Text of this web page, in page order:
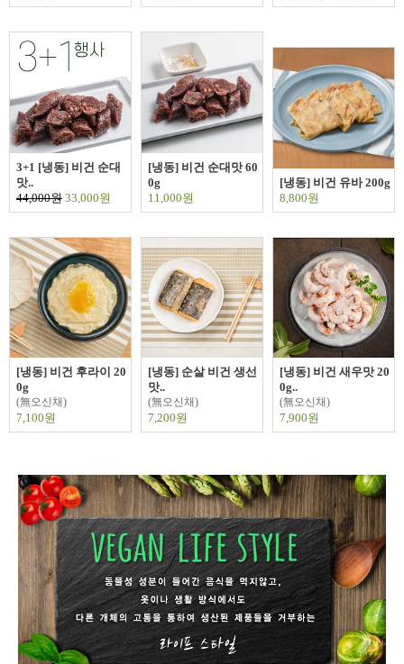
3+1 [냉동] 비건 순대
맛..
44,000원 33,000원
[냉동] 비건 순대맛 60
0g
11,000원
[냉동] 비건 유바 200g
8,800원
[냉동] 비건 후라이 20
0g
(無오신채)
7,100원
[냉동] 순살 비건 생선
맛..
(無오신채)
7,200원
[냉동] 비건 새우맛 20
0g..
(無오신채)
7,900원